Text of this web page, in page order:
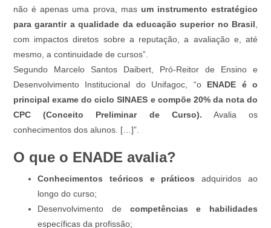
não é apenas uma prova, mas um instrumento estratégico
para garantir a qualidade da educação superior no Brasil,
com impactos diretos sobre a reputação, a avaliação e, até
mesmo, a continuidade de cursos”.
Segundo Marcelo Santos Daibert, Pró-Reitor de Ensino e
Desenvolvimento Institucional do Unifagoc, “o ENADE é o
principal exame do ciclo SINAES e compõe 20% da nota do
CPC (Conceito Preliminar de Curso). Avalia os
conhecimentos dos alunos. […]”.
O que o ENADE avalia?
Conhecimentos teóricos e práticos adquiridos ao
longo do curso;
Desenvolvimento de competências e habilidades
específicas da profissão;